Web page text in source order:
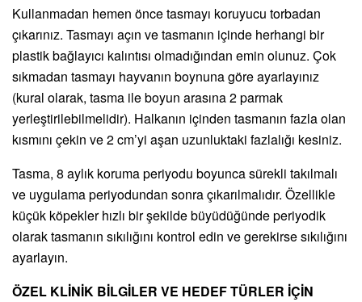
Kullanmadan hemen önce tasmayı koruyucu torbadan
çıkarınız. Tasmayı açın ve tasmanın içinde herhangi bir
plastik bağlayıcı kalıntısı olmadığından emin olunuz. Çok
sıkmadan tasmayı hayvanın boynuna göre ayarlayınız
(kural olarak, tasma ile boyun arasına 2 parmak
yerleştirilebilmelidir). Halkanın içinden tasmanın fazla olan
kısmını çekin ve 2 cm’yi aşan uzunluktaki fazlalığı kesiniz.
Tasma, 8 aylık koruma periyodu boyunca sürekli takılmalı
ve uygulama periyodundan sonra çıkarılmalıdır. Özellikle
küçük köpekler hızlı bir şekilde büyüdüğünde periyodik
olarak tasmanın sıkılığını kontrol edin ve gerekirse sıkılığını
ayarlayın.
ÖZEL KLİNİK BİLGİLER VE HEDEF TÜRLER İÇİN